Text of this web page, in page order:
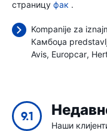
страницу фак .
Kompanije za
Камбоџа
Avis Europcar
9.1
Наши